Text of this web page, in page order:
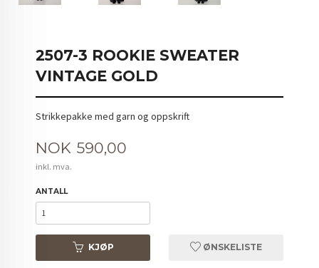
2507-3 ROOKIE SWEATER
VINTAGE GOLD
Strikkepakke med garn og oppskrift
Pris
NOK 590,00
inkl. mva.
ANTALL
KJØP ØNSKELISTE